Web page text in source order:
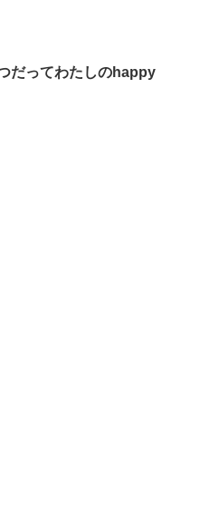
だってわたしのhappy